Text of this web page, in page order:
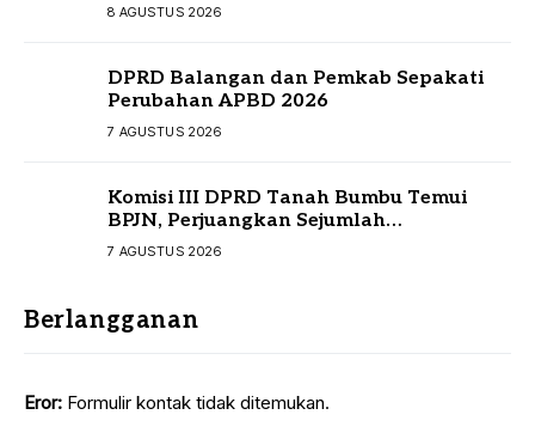
8 AGUSTUS 2026
DPRD Balangan dan Pemkab Sepakati
Perubahan APBD 2026
7 AGUSTUS 2026
Komisi III DPRD Tanah Bumbu Temui
BPJN, Perjuangkan Sejumlah
Infrastruktur Strategis
7 AGUSTUS 2026
Berlangganan
Eror: Formulir kontak tidak ditemukan.